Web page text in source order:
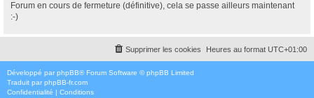
Forum en cours de fermeture (définitive), cela se passe ailleurs maintenant
:-)
Heures au format UTC+01:00
Supprimer les cookies
Développé par phpBB® Forum Software © phpBB Limited
Traduit par phpBB-fr.com
Confidentialité | Conditions